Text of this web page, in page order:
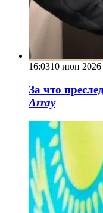
16:0310 июн 2026
За что
Array